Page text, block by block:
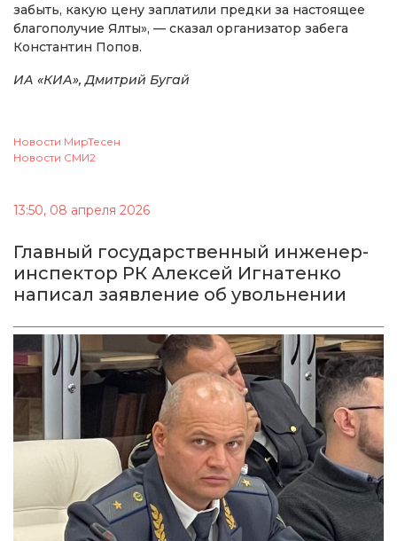
забыть, какую цену заплатили предки за настоящее
благополучие Ялты», — сказал организатор забега
Константин Попов.
ИА «КИА», Дмитрий Бугай
Новости МирТесен
Новости СМИ2
13:50, 08 апреля 2026
Главный государственный инженер-
инспектор РК Алексей Игнатенко
написал заявление об увольнении